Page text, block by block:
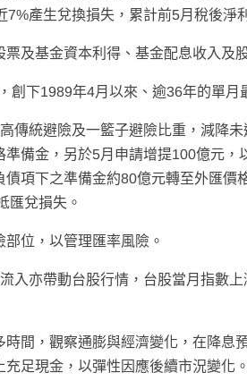
產生兌換損失，累計前5月稅後淨
及基金資本利得、基金配息收入及
創下1989年4月以來、逾36年的單月
傳統避險及一籃子避險比重，減降
備金，另於5月申請增提100億元，
項下之準備金約80億元轉至外匯價
匯兌損失。
位，以管理匯率風險。
入亦帶動台股行情，台股當月指數
間，觀察通膨與經濟變化，在降息
足現金，以彈性因應後續市況變化。